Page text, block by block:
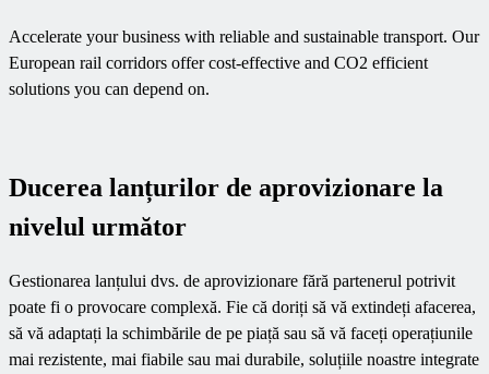
Accelerate your business with reliable and sustainable transport. Our
European rail corridors offer cost-effective and CO2 efficient
solutions you can depend on.
Ducerea lanțurilor de aprovizionare la
nivelul următor
Gestionarea lanțului dvs. de aprovizionare fără partenerul potrivit
poate fi o provocare complexă. Fie că doriți să vă extindeți afacerea,
să vă adaptați la schimbările de pe piață sau să vă faceți operațiunile
mai rezistente, mai fiabile sau mai durabile, soluțiile noastre integrate